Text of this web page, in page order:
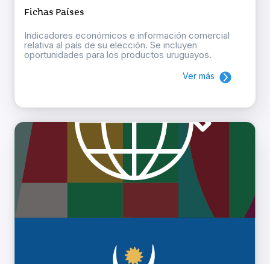
Fichas Países
Indicadores económicos e información comercial
relativa al país de su elección. Se incluyen
oportunidades para los productos uruguayos.
Ver más